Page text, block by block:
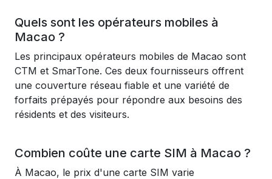
Quels sont les opérateurs mobiles à
Macao ?
Les principaux opérateurs mobiles de Macao sont
CTM et SmarTone. Ces deux fournisseurs offrent
une couverture réseau fiable et une variété de
forfaits prépayés pour répondre aux besoins des
résidents et des visiteurs.
Combien coûte une carte SIM à Macao ?
À Macao, le prix d'une carte SIM varie